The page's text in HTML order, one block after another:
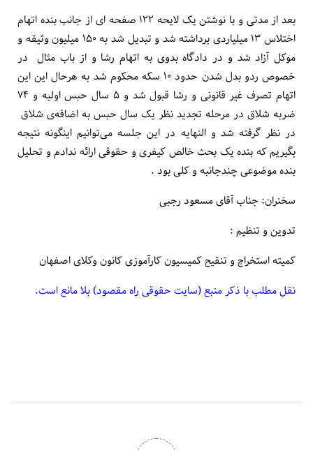
بعد از مدتی و با نوشتن یک لایحه ۱۲۲ صفحه ای از جانب بنده اتهام
اختلاس ۱۳ میلیاردی برداشته شد و تبدیل شد به ۱۵۰ میلیون وثیقه و
موکل آزاد شد و در دادگاه بدوی به اتهام رشا و از باب مثال در
خصوص ردو بدل شدن حدود ۱۰ سکه محکوم شد به هرحال این این
اتهام تصرف غیر قانونی و رشا قبول شد و ۵ سال حبس اولیه و ۷۴
ضربه شلاق در مرحله تجدید نظر یک سال حبس به اضافه‌ی شلاق
در نظر گرفته شد و النهایه در این جلسه می‌توانیم اینگونه نتیجه
بگیریم که بنده یک بحث خالص کیفری و حقوقی ارائه ندادم و تحلیل
بنده موضوعی چندجانبه و کلی بود .
سخنران: جناب آقای مسعود رجبی
تدوین و تنظیم :
کمیته استخراج و تنقیح کمیسیون کارآموزی کانون وکلای اصفهان
نقل مطلب با ذکر منبع (سایت حقوقی راه مقصود) بلا مانع است.